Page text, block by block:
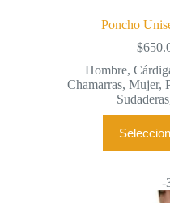
Poncho
$
Hombre,
Chamarras,Mujer,
Sudaderas
-